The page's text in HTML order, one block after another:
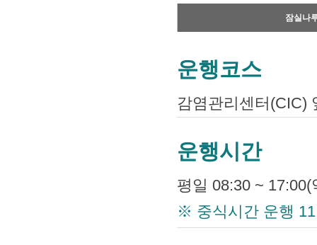
잠실나
운행코스
감염관리센터(CIC)
운행시간
평일 08:30 ~
※ 중식시간 운행